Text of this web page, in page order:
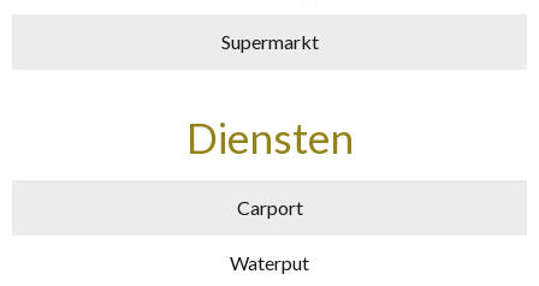
Supermarkt
Diensten
Carport
Waterput